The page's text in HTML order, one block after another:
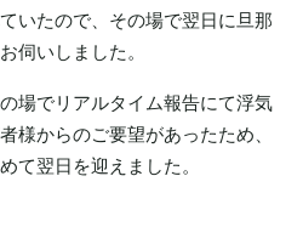
いたので、その場で翌日に旦那
伺いしました。
場でリアルタイム報告にて浮気
様からのご要望があったため、
て翌日を迎えました。